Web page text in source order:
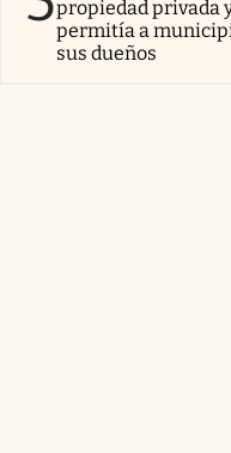
propiedad privada
permitía a
sus dueños